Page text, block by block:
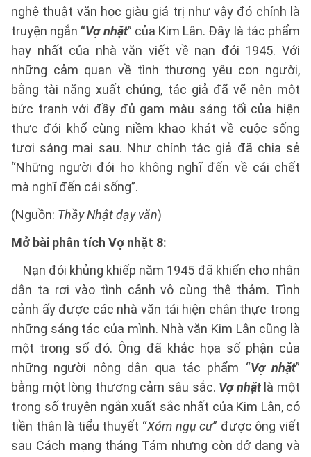
nghệ thuật văn học giàu giá trị như vậy đó chính là
truyện ngắn “Vợ nhặt” của Kim Lân. Đây là tác phẩm
hay nhất của nhà văn viết về nạn đói 1945. Với
những cảm quan về tình thương yêu con người,
bằng tài năng xuất chúng, tác giả đã vẽ nên một
bức tranh với đầy đủ gam màu sáng tối của hiện
thực đói khổ cùng niềm khao khát về cuộc sống
tươi sáng mai sau. Như chính tác giả đã chia sẻ
“Những người đói họ không nghĩ đến về cái chết
mà nghĩ đến cái sống”.
(Nguồn: Thầy Nhật dạy văn)
Mở bài phân tích Vợ nhặt 8:
Nạn đói khủng khiếp năm 1945 đã khiến cho nhân
dân ta rơi vào tình cảnh vô cùng thê thảm. Tình
cảnh ấy được các nhà văn tái hiện chân thực trong
những sáng tác của mình. Nhà văn Kim Lân cũng là
một trong số đó. Ông đã khắc họa số phận của
những người nông dân qua tác phẩm “Vợ nhặt”
bằng một lòng thương cảm sâu sắc. Vợ nhặtlà một
trong số truyện ngắn xuất sắc nhất của Kim Lân, có
tiền thân là tiểu thuyết “Xóm ngụ cư” được ông viết
sau Cách mạng tháng Tám nhưng còn dở dang và